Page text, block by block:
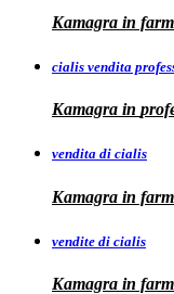
Kamagra in
cialis vendita
Kamagra in
vendita di cialis
Kamagra in
vendite di cialis
Kamagra in